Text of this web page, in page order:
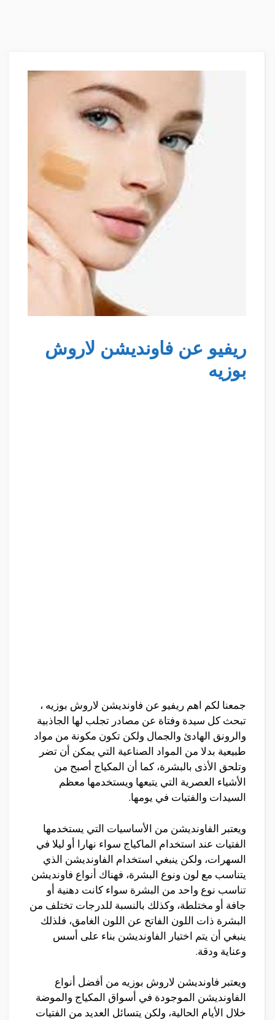
ريفيو عن فاونديشن لاروش
بوزيه
جمعنا لكم اهم ريفيو عن فاونديشن لاروش بوزيه ،
تبحث كل سيدة وفتاة عن مصادر تجلب لها الجاذبية
والرونق الهادئ والجمال ولكن تكون مكونة من مواد
طبيعية بدلا من المواد الصناعية التي يمكن أن تضر
وتلحق الأذى بالبشرة، كما أن المكياج أصبح من
الأشياء العصرية التي يتبعها ويستخدمها معظم
السيدات والفتيات في يومها.
ويعتبر الفاونديشن من الأساسيات التي يستخدمها
الفتيات عند استخدام الماكياج سواء نهارا أو ليلا في
السهرات، ولكن ينبغي استخدام الفاونديشن الذي
يتناسب مع لون ونوع البشرة، فهناك أنواع فاونديشن
تناسب نوع واحد من البشرة سواء كانت دهنية أو
جافة أو مختلطة، وكذلك بالنسبة للدرجات تختلف من
البشرة ذات اللون الفاتح عن اللون الغامق، فلذلك
ينبغي أن يتم اختيار الفاونديشن بناء على أسس
وعناية ودقة.
ويعتبر فاونديشن لاروش بوزيه من أفضل أنواع
الفاونديشن الموجودة في أسواق المكياج والموضة
خلال الأيام الحالية، ولكن يتسائل العديد من الفتيات